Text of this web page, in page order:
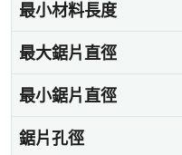
最小材料長度
最大鋸片直徑
最小鋸片直徑
鋸片孔徑